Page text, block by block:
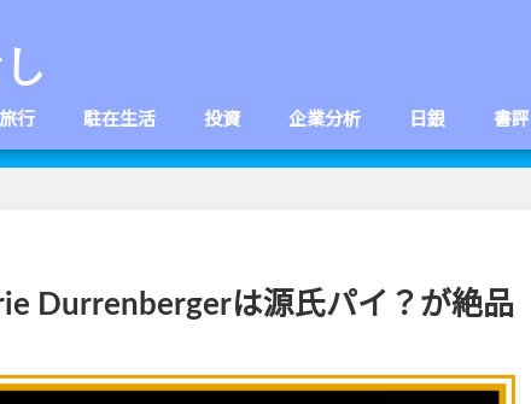
旅行 駐在生活 投資 企業分析 日銀 書評
Durrenbergerは源氏パイ？が絶品